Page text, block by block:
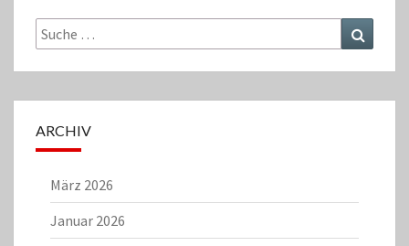
Suche
nach:
ARCHIV
März 2026
Januar 2026